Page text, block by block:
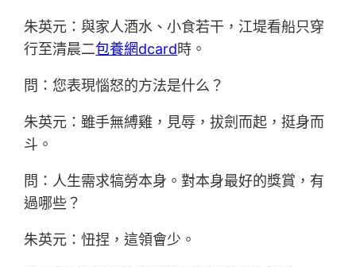
朱英元：與家人酒水、小食若干，江堤看船只穿
行至清晨二包養網dcard時。
問：您表現惱怒的方法是什么？
朱英元：雖手無縛雞，見辱，拔劍而起，挺身而
斗。
問：人生需求犒勞本身。對本身最好的獎賞，有
過哪些？
朱英元：忸捏，這領會少。